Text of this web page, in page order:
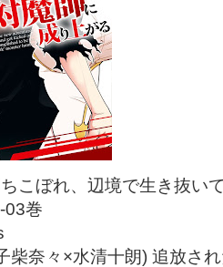
こぼれ、辺境で生き抜い
03巻
柴奈々×水清十朗) 追放さ